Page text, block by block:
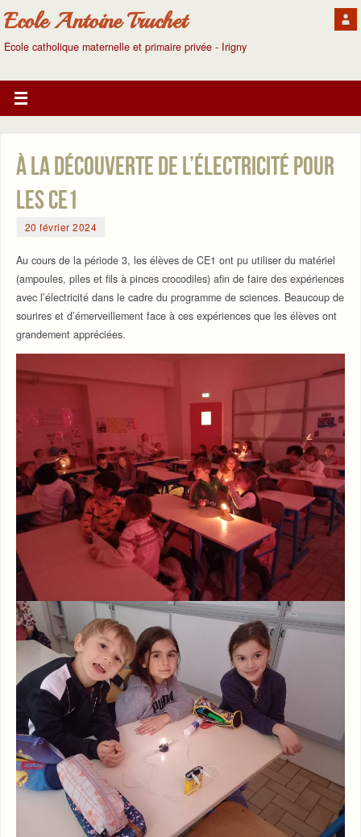
Ecole Antoine Truchet
Ecole catholique maternelle et primaire privée - Irigny
À la découverte de l’électricité pour
les CE1
20 février 2024
Au cours de la période 3, les élèves de CE1 ont pu utiliser du matériel
(ampoules, piles et fils à pinces crocodiles) afin de faire des expériences
avec l’électricité dans le cadre du programme de sciences. Beaucoup de
sourires et d’émerveillement face à ces expériences que les élèves ont
grandement appréciées.